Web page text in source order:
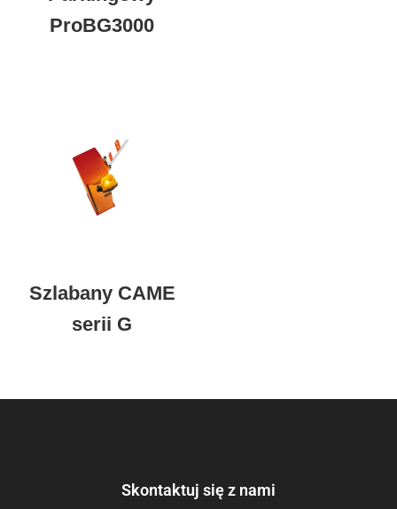
ProBG3000
Szlabany CAME
serii G
Skontaktuj się z nami